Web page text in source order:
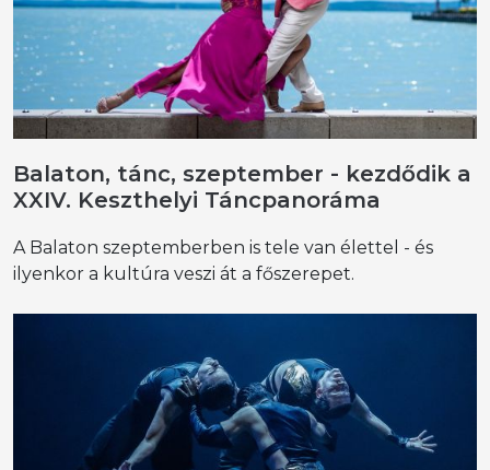
Balaton, tánc, szeptember - kezdődik a
XXIV. Keszthelyi Táncpanoráma
A Balaton szeptemberben is tele van élettel - és
ilyenkor a kultúra veszi át a főszerepet.